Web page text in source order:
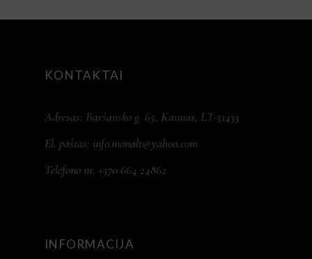
KONTAKTAI
Adresas: Baršausko g. 65, Kaunas, LT-51433
El. paštas: info.monalt@yahoo.com
Telefono nr. +370 664 24862
INFORMACIJA